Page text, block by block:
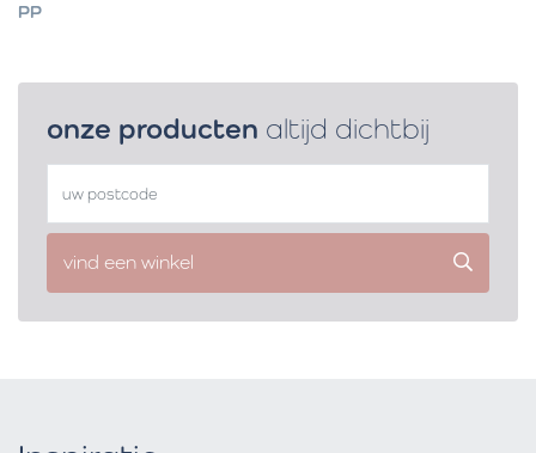
PP
onze producten altijd dichtbij
vind een winkel